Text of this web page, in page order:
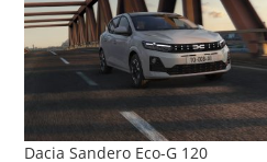
Dacia Sandero Eco-G 120